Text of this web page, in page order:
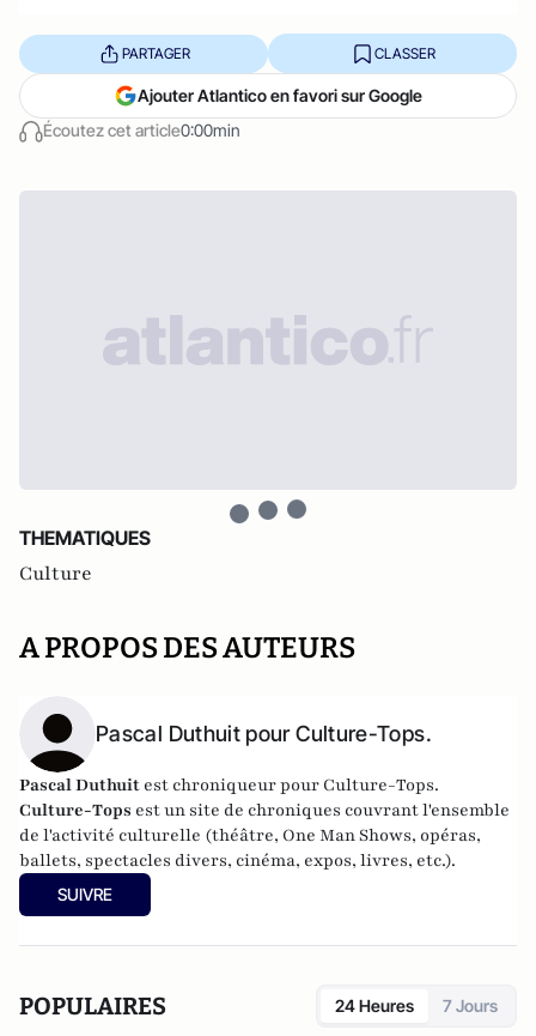
Écoutez cet article0:00min
PARTAGER CLASSER
Ajouter Atlantico en favori sur Google
THEMATIQUES
Culture
A PROPOS DES AUTEURS
Pascal Duthuit pour Culture-Tops.
Pascal Duthuit est chroniqueur pour Culture-Tops.
Culture-Tops est un site de chroniques couvrant l'ensemble
de l'activité culturelle (théâtre, One Man Shows, opéras,
ballets, spectacles divers, cinéma, expos, livres, etc.).
SUIVRE
POPULAIRES 24 Heures 7 Jours